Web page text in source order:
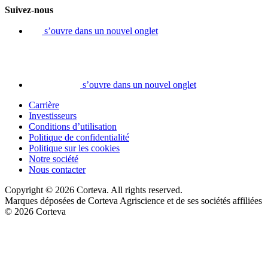
Suivez-nous
s’ouvre dans un nouvel onglet
s’ouvre dans un nouvel onglet
Carrière
Investisseurs
Conditions d’utilisation
Politique de confidentialité
Politique sur les cookies
Notre société
Nous contacter
Copyright © 2026 Corteva. All rights reserved.
Marques déposées de Corteva Agriscience et de ses sociétés affiliées
© 2026 Corteva